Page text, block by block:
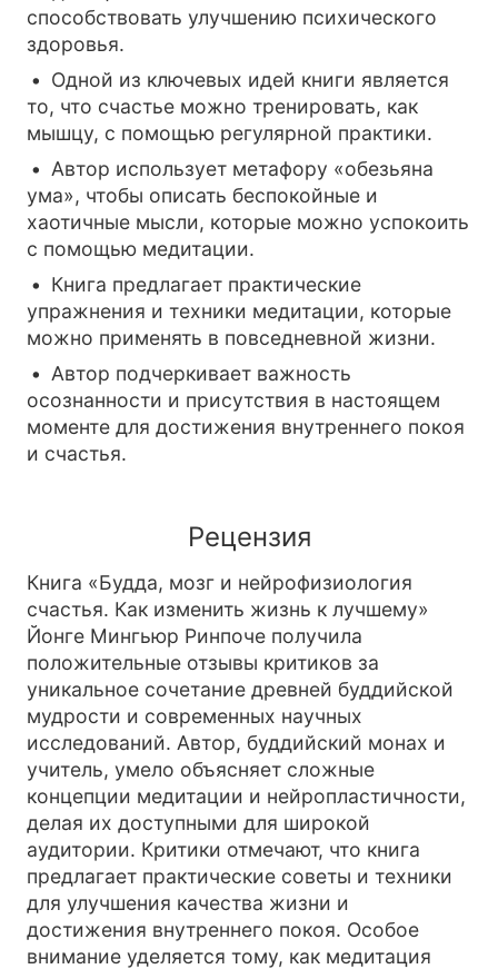
способствовать улучшению психического
здоровья.
Одной из ключевых идей книги является
то, что счастье можно тренировать, как
мышцу, с помощью регулярной практики.
Автор использует метафору «обезьяна
ума», чтобы описать беспокойные и
хаотичные мысли, которые можно успокоить
с помощью медитации.
Книга предлагает практические
упражнения и техники медитации, которые
можно применять в повседневной жизни.
Автор подчеркивает важность
осознанности и присутствия в настоящем
моменте для достижения внутреннего покоя
и счастья.
Рецензия
Книга «Будда, мозг и нейрофизиология
счастья. Как изменить жизнь к лучшему»
Йонге Мингьюр Ринпоче получила
положительные отзывы критиков за
уникальное сочетание древней буддийской
мудрости и современных научных
исследований. Автор, буддийский монах и
учитель, умело объясняет сложные
концепции медитации и нейропластичности,
делая их доступными для широкой
аудитории. Критики отмечают, что книга
предлагает практические советы и техники
для улучшения качества жизни и
достижения внутреннего покоя. Особое
внимание уделяется тому, как медитация